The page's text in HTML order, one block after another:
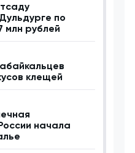
по
млн рублей
клещей
начала